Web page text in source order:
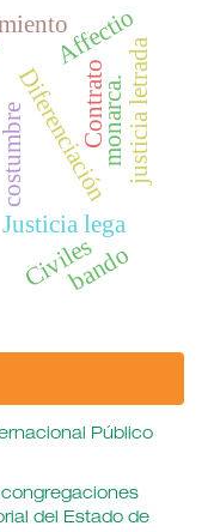
costumbre
Justicia lega
Diferenciación
Contrato
Affectiojusticia letrada
Civiles
monarca.
bando
Público
del Estado de